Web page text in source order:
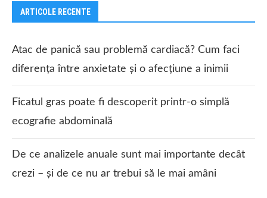
ARTICOLE RECENTE
Atac de panică sau problemă cardiacă? Cum faci
diferența între anxietate și o afecțiune a inimii
Ficatul gras poate fi descoperit printr-o simplă
ecografie abdominală
De ce analizele anuale sunt mai importante decât
crezi – și de ce nu ar trebui să le mai amâni